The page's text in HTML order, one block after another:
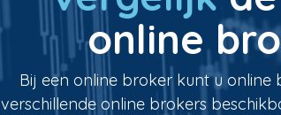
online
Bij een online broker kunt u online
verschillende online brokers